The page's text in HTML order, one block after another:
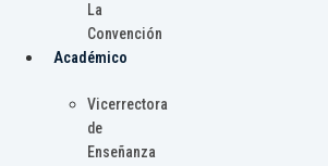
La
Convención
Académico
Vicerrectora
de
Enseñanza